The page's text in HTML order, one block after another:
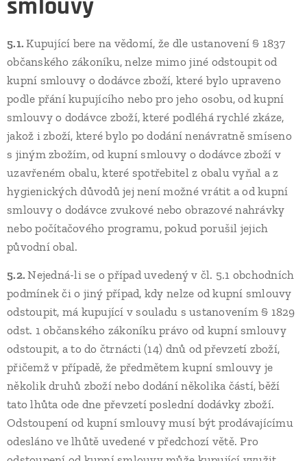
smlouvy
5.1.Kupující bere na vědomí, že dle ustanovení § 1837
občanského zákoníku, nelze mimo jiné odstoupit od
kupní smlouvy o dodávce zboží, které bylo upraveno
podle přání kupujícího nebo pro jeho osobu, od kupní
smlouvy o dodávce zboží, které podléhá rychlé zkáze,
jakož i zboží, které bylo po dodání nenávratně smíseno
s jiným zbožím, od kupní smlouvy o dodávce zboží v
uzavřeném obalu, které spotřebitel z obalu vyňal a z
hygienických důvodů jej není možné vrátit a od kupní
smlouvy o dodávce zvukové nebo obrazové nahrávky
nebo počítačového programu, pokud porušil jejich
původní obal.
5.2.Nejedná-li se o případ uvedený v čl. 5.1 obchodních
podmínek či o jiný případ, kdy nelze od kupní smlouvy
odstoupit, má kupující v souladu s ustanovením § 1829
odst. 1 občanského zákoníku právo od kupní smlouvy
odstoupit, a to do čtrnácti (14) dnů od převzetí zboží,
přičemž v případě, že předmětem kupní smlouvy je
několik druhů zboží nebo dodání několika částí, běží
tato lhůta ode dne převzetí poslední dodávky zboží.
Odstoupení od kupní smlouvy musí být prodávajícímu
odesláno ve lhůtě uvedené v předchozí větě. Pro